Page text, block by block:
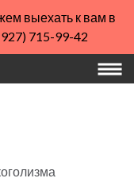
выехать к вам в
715-99-42